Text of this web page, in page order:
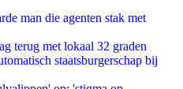
man die agenten stak met
terug met lokaal 32 graden
staatsburgerschap bij